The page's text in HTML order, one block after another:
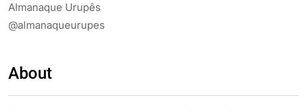
Almanaque Urupês
@almanaqueurupes
About